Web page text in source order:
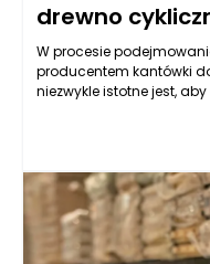
drewno
W procesie
producentem kantówki
niezwykle istotne jest,
płynne i trwałe
skonstruowana umowa
ale także chroni
kantówki, wskazując na
wypełnione.